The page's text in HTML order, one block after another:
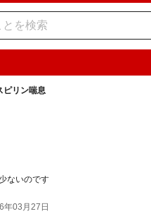
ピリン喘息
ないのです
年03月27日